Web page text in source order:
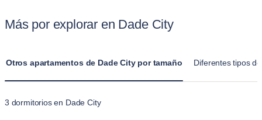
Más por explorar en Dade City
Otros apartamentos de Dade City por tamaño Diferentes tipos
3 dormitorios en Dade City